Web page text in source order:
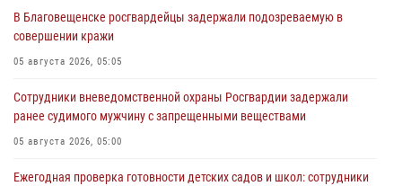
В Благовещенске росгвардейцы задержали подозреваемую в
совершении кражи
05 августа 2026, 05:05
Сотрудники вневедомственной охраны Росгвардии задержали
ранее судимого мужчину с запрещенными веществами
05 августа 2026, 05:00
Ежегодная проверка готовности детских садов и школ: сотрудники